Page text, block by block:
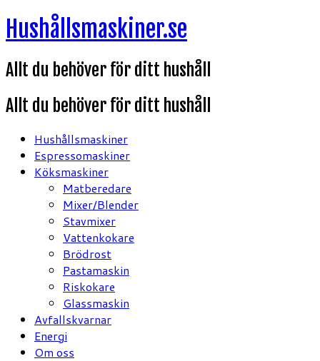
Hoppa
till
Hushållsmaskiner.se
Allt du behöver för ditt hushåll
Allt du behöver för ditt hushåll
Hushållsmaskiner
Espressomaskiner
Köksmaskiner
Matberedare
Mixer/Blender
Stavmixer
Vattenkokare
Brödrost
Pastamaskin
Riskokare
Glassmaskin
Avfallskvarnar
Energi
Om oss